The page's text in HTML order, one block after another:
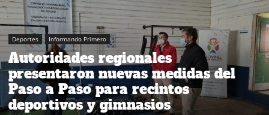
Deportes Informando Primero
Autoridades regionales
presentaron nuevas medidas del
Paso a Paso para recintos
deportivos y gimnasios